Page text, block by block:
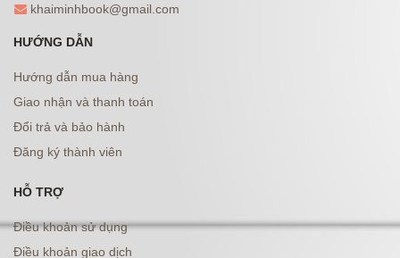
khaiminhbook@gmail.com
HƯỚNG DẪN
Hướng dẫn mua hàng
Giao nhận và thanh toán
Đổi trả và bảo hành
Đăng ký thành viên
HỖ TRỢ
Điều khoản sử dụng
Điều khoản giao dịch